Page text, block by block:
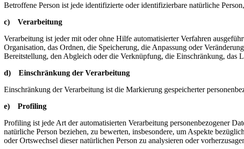
Betroffene Person ist jede identifizierte oder identifizierbare natürliche
c) Verarbeitung
Verarbeitung ist jeder mit oder ohne Hilfe automatisierter Verfahren
Organisation, das Ordnen, die Speicherung, die Anpassung oder
Bereitstellung, den Abgleich oder die Verknüpfung, die Einschränkung, das
d) Einschränkung der Verarbeitung
Einschränkung der Verarbeitung ist die Markierung gespeicherter
e) Profiling
Profiling ist jede Art der automatisierten Verarbeitung personenbezogener
natürliche Person beziehen, zu bewerten, insbesondere, um Aspekte
oder Ortswechsel dieser natürlichen Person zu analysieren oder